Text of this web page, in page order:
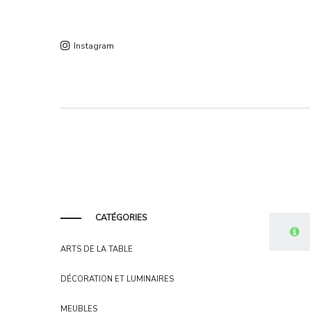
Instagram
CATÉGORIES
ARTS DE LA TABLE
DÉCORATION ET LUMINAIRES
MEUBLES